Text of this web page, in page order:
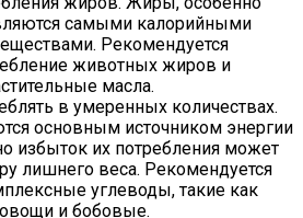
самыми калорийными
Рекомендуется
животных жиров и
масла.
в умеренных количествах.
основным источником энергии
избыток их потребления может
лишнего веса. Рекомендуется
углеводы, такие как
и бобовые.